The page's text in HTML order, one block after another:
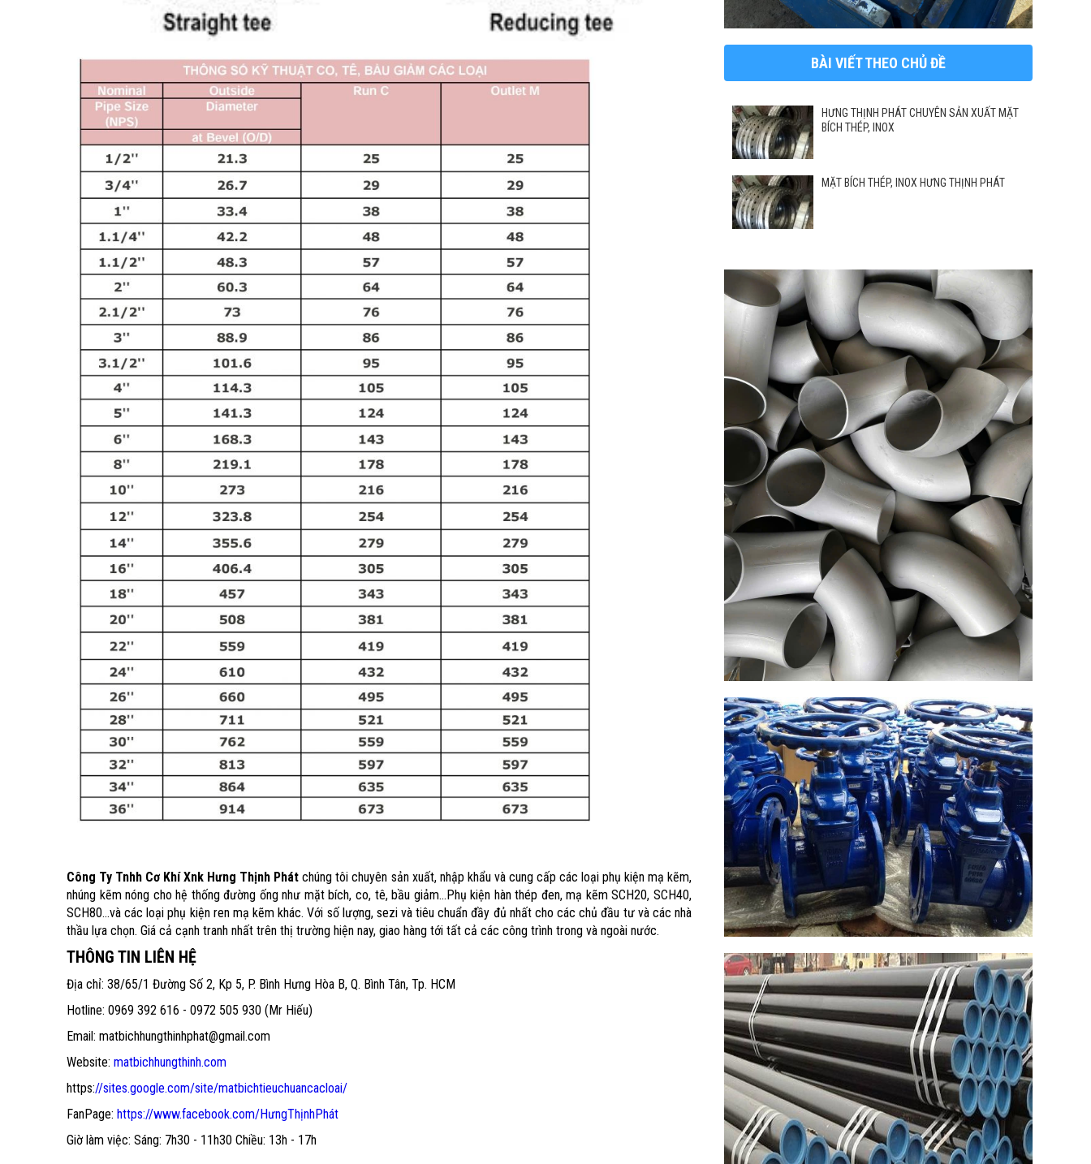
Công Ty Tnhh Cơ Khí Xnk Hưng Thịnh Phát chúng tôi chuyên sản xuất, nhập khẩu và cung cấp các loại phụ kiện mạ kẽm,
nhúng kẽm nóng cho hệ thống đường ống như mặt bích, co, tê, bầu giảm...Phụ kiện hàn thép đen, mạ kẽm SCH20, SCH40,
SCH80...và các loại phụ kiện ren mạ kẽm khác. Với số lượng, sezi và tiêu chuẩn đầy đủ nhất cho các chủ đầu tư và các nhà
thầu lựa chọn. Giá cả cạnh tranh nhất trên thị trường hiện nay, giao hàng tới tất cả các công trình trong và ngoài nước.
THÔNG TIN LIÊN HỆ
Địa chỉ: 38/65/1 Đường Số 2, Kp 5, P. Bình Hưng Hòa B, Q. Bình Tân, Tp. HCM
Hotline: 0969 392 616 - 0972 505 930 (Mr Hiếu)
Email: matbichhungthinhphat@gmail.com
Website: matbichhungthinh.com
https://sites.google.com/site/matbichtieuchuancacloai/
FanPage: https://www.facebook.com/HưngThịnhPhát
Giờ làm việc: Sáng: 7h30 - 11h30 Chiều: 13h - 17h
BÀI VIẾT THEO CHỦ ĐỀ
HƯNG THỊNH PHÁT CHUYÊN SẢN XUẤT MẶT
BÍCH THÉP, INOX
MẶT BÍCH THÉP, INOX HƯNG THỊNH PHÁT